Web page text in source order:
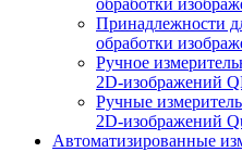
обработки
Принадлежности
обработки
Ручное
2D-изображений
Ручные
2D-изображений
Автоматизированные